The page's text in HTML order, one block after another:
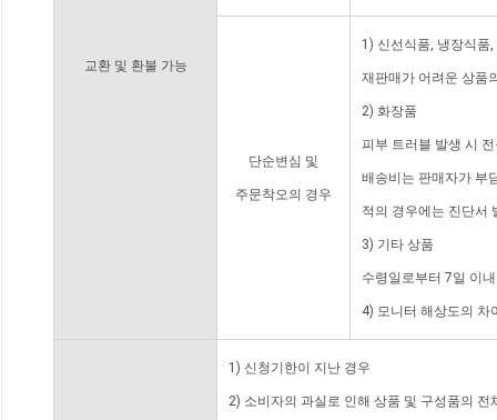
교환 및 환불 가능
단순변심 및
주문착오의 경우
1) 신선식품, 냉장식품
재판매가 어려운 상품
2) 화장품
피부 트러블 발생 시
배송비는 판매자가 부
적의 경우에는 진단서
3) 기타 상품
수령일로부터 7일 이
4) 모니터 해상도의 차
1) 신청기한이 지난 경우
2) 소비자의 과실로 인해 상품 및 구성품의